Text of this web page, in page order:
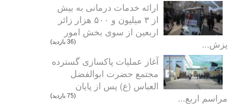
ارائه خدمات درمانی به بیش
از ۳ میلیون و ۵۰۰ هزار زائر
اربعین از سوی بخش امور
پزش...
(36 بازدید)
آغاز عملیات پاکسازی گسترده
مجتمع حضرت ابوالفضل
العباس (ع) پس از پایان
مراسم اربع...
(75 بازدید)